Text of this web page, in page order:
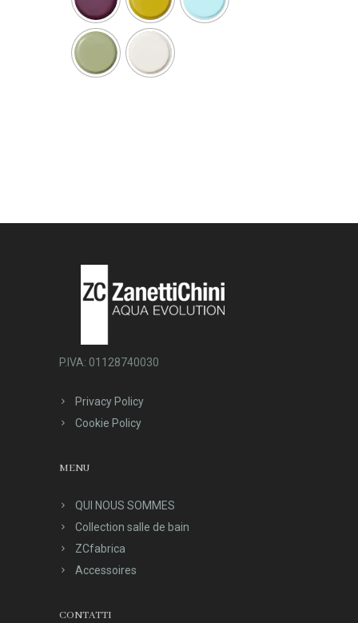
P.IVA: 01128740030
Privacy Policy
Cookie Policy
MENU
QUI NOUS SOMMES
Collection salle de bain
ZCfabrica
Accessoires
CONTATTI